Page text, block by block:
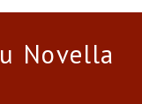
Novella